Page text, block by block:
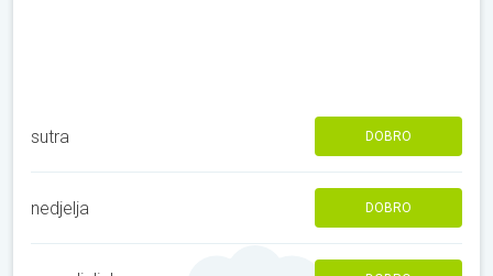
sutra DOBRO
nedjelja DOBRO